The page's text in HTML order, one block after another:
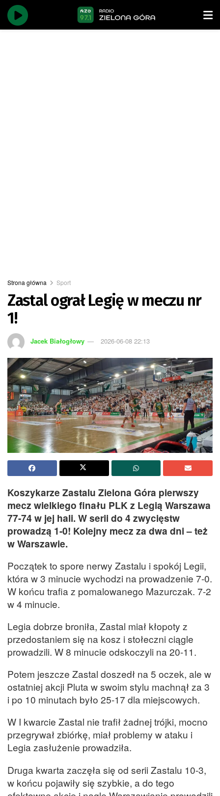
Strona główna Sport
Zastal ograł Legię w meczu nr
1!
Jacek Białogłowy 2026-06-08 22:13
Koszykarze Zastalu Zielona Góra pierwszy
mecz wielkiego finału PLK z Legią Warszawa
77-74 w jej hali. W serii do 4 zwycięstw
prowadzą 1-0! Kolejny mecz za dwa dni – też
w Warszawie.
Początek to spore nerwy Zastalu i spokój Legii,
która w 3 minucie wychodzi na prowadzenie 7-0.
W końcu trafia z pomalowanego Mazurczak. 7-2
w 4 minucie.
Legia dobrze broniła, Zastal miał kłopoty z
przedostaniem się na kosz i stołeczni ciągle
prowadzili. W 8 minucie odskoczyli na 20-11.
Potem jeszcze Zastal doszedł na 5 oczek, ale w
ostatniej akcji Pluta w swoim stylu machnął za 3
i po 10 minutach było 25-17 dla miejscowych.
W I kwarcie Zastal nie trafił żadnej trójki, mocno
przegrywał zbiórkę, miał problemy w ataku i
Legia zasłużenie prowadziła.
Druga kwarta zaczęła się od serii Zastalu 10-3,
w końcu pojawiły się szybkie, a do tego